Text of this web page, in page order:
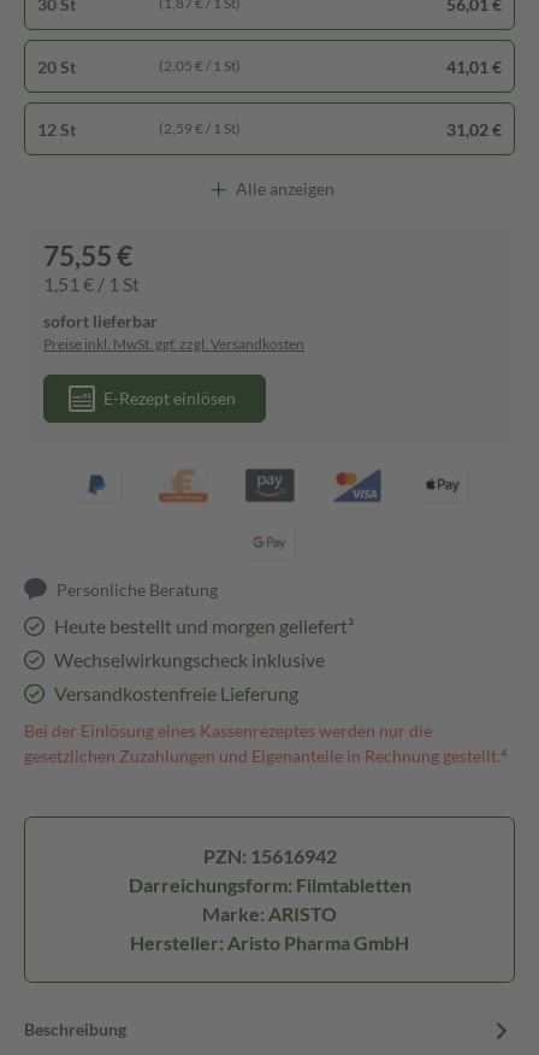
20 St (2,05 € / 1 St) 41,01 €
12 St (2,59 € / 1 St) 31,02 €
Alle anzeigen
75,55 €
1,51 € / 1 St
sofort lieferbar
Preise inkl. MwSt. ggf. zzgl. Versandkosten
E-Rezept einlösen
Persönliche Beratung
Heute bestellt und morgen geliefert³
Wechselwirkungscheck inklusive
Versandkostenfreie Lieferung
Bei der Einlösung eines Kassenrezeptes werden nur die
gesetzlichen Zuzahlungen und Eigenanteile in Rechnung gestellt.⁴
PZN: 15616942
Darreichungsform: Filmtabletten
Marke: ARISTO
Hersteller: Aristo Pharma GmbH
Beschreibung